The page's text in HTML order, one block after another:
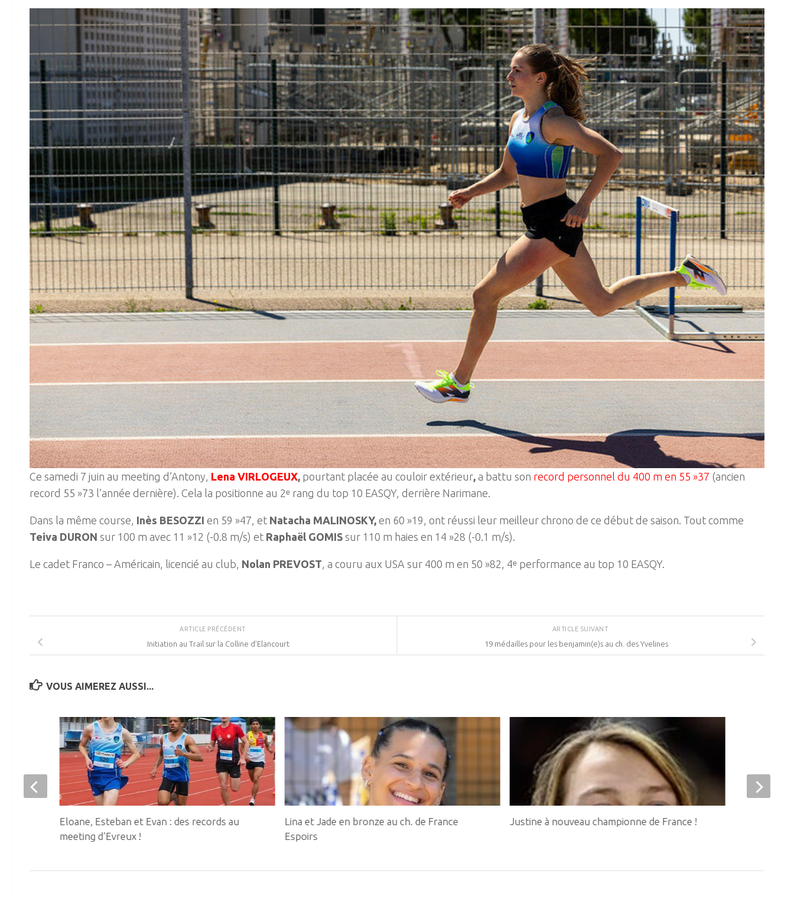
Ce samedi 7 juin au meeting d’Antony, Lena VIRLOGEUX, pourtant placée au couloir extérieur, a battu son record personnel du 400 m en 55 »37 (ancien
record 55 »73 l’année dernière). Cela la positionne au 2ᵉ rang du top 10 EASQY, derrière Narimane.
Dans la même course, Inès BESOZZI en 59 »47, et Natacha MALINOSKY, en 60 »19, ont réussi leur meilleur chrono de ce début de saison. Tout comme
Teiva DURON sur 100 m avec 11 »12 (-0.8 m/s) et Raphaël GOMIS sur 110 m haies en 14 »28 (-0.1 m/s).
Le cadet Franco – Américain, licencié au club, Nolan PREVOST, a couru aux USA sur 400 m en 50 »82, 4ᵉ performance au top 10 EASQY.
ARTICLE SUIVANT
19 médailles pour les benjamin(e)s au ch. des Yvelines
ARTICLE PRÉCÉDENT
Initiation au Trail sur la Colline d’Elancourt
VOUS AIMEREZ AUSSI...
Lina et Jade en bronze au ch. de France
Espoirs
Justine à nouveau championne de France !
Eloane, Esteban et Evan : des records au
meeting d’Evreux !